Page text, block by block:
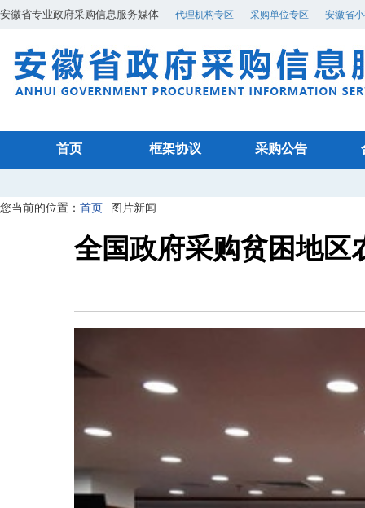
安徽省专业政府采购信息服务媒体 代理机构专区 采购单位专区 安徽省
首页 框架协议 采购公告
您当前的位置： 首页 图片新闻
全国政府采购贫困地区